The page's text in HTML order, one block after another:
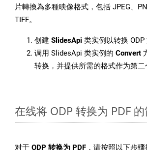
片轉換為多種映像格式，包括 JPEG、
TIFF。
创建 SlidesApi 类实例以转换 ODP
调用 SlidesApi 类实例的 Convert
转换，并提供所需的格式作为第二
在线将 ODP 转换为 PDF
对于 ODP 转换为 PDF ，请按照以下步骤